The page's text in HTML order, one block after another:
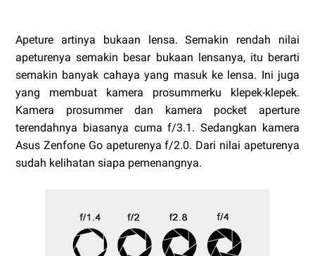
Apeture artinya bukaan lensa. Semakin rendah nilai
apeturenya semakin besar bukaan lensanya, itu berarti
semakin banyak cahaya yang masuk ke lensa. Ini juga
yang membuat kamera prosummerku klepek-klepek.
Kamera prosummer dan kamera pocket aperture
terendahnya biasanya cuma f/3.1. Sedangkan kamera
Asus Zenfone Go apeturenya f/2.0. Dari nilai apeturenya
sudah kelihatan siapa pemenangnya.